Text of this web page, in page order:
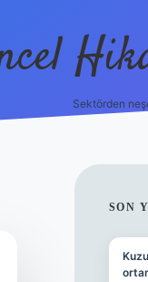
Sektörden
SON